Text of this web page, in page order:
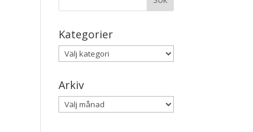
Kategorier
Kategorier
Arkiv
Arkiv